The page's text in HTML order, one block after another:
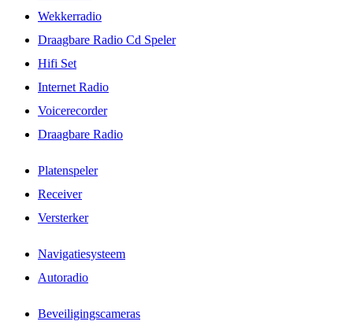
Wekkerradio
Draagbare Radio Cd Speler
Hifi Set
Internet Radio
Voicerecorder
Draagbare Radio
Platenspeler
Receiver
Versterker
Navigatiesysteem
Autoradio
Beveiligingscameras